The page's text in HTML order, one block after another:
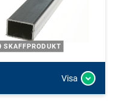
SKAFFPRODUKT
Visa